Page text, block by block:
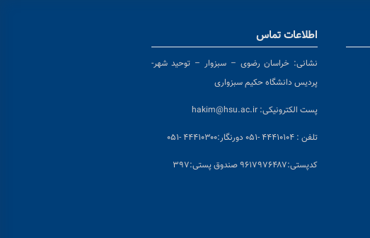
اطلاعات تماس
نشانی: خراسان رضوی – سبزوار – توحید شهر-
پردیس دانشگاه حکیم سبزواری
پست الکترونیکی: hakim@hsu.ac.ir
تلفن : ۴۴۴۱۰۱۰۴ -۰۵۱ دورنگار:۴۴۴۱۰۳۰۰ -۰۵۱
کدپستی:۹۶۱۷۹۷۶۴۸۷ صندوق پستی:۳۹۷